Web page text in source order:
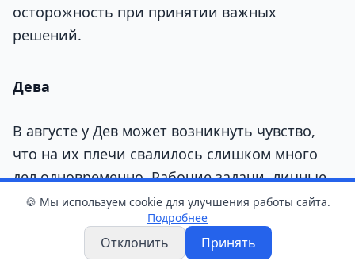
осторожность при принятии важных
решений.
Дева
В августе у Дев может возникнуть чувство,
что на их плечи свалилось слишком много
дел одновременно. Рабочие задачи, личные
планы и ожидания окружающих будут
отнимать последние силы. Привычное
желание Дев держать абсолютно все под
🍪 Мы используем cookie для улучшения работы сайта.
Подробнее
Отклонить Принять